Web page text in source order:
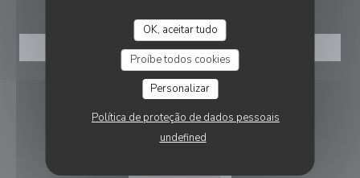
OK, aceitar tudo
Proíbe todos cookies
Personalizar
Política de proteção de dados pessoais
undefined
RESERVAR UMA MESA
SIGA-NOS